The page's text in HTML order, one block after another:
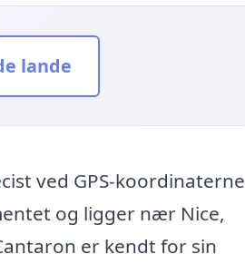
lande
ved GPS-koordinaterne
og ligger nær Nice,
er kendt for sin